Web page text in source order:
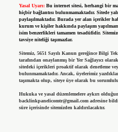
Yasal Uyarı: Bu internet sitesi, herhangi bir
hiçbir bağlantısı bulunmamaktadır. Sitede
paylaşılmaktadır. Burada yer alan içerikler
kurum ve kişiler hakkında paylaşım
isim benzerlikleri tamamen tesadüfidir.
tavsiye niteliği taşımazlar.
Sitemiz, 5651 Sayılı Kanun gereğince Bilgi
tarafından onaylanmış bir Yer Sağlayıcı
sitedeki içerikleri proaktif olarak denetleme
bulunmamaktadır. Ancak, üyelerimiz
taşımakta olup, siteye üye olarak bu
Hukuka ve yasal düzenlemelere aykırı
backlinkpanelicomtr@gmail.comadresine
süre içerisinde sitemizden kaldırılacaktır.